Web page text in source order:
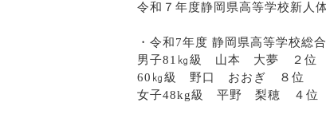
令和７年度静岡県高等学校新
・令和7年度 静岡県高等学校総
男子81㎏級 山本 大夢 ２位
60㎏級 野口 おおぎ ８位
女子48kg級 平野 梨穂 ４位